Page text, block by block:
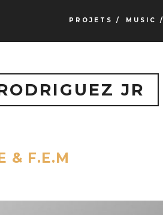
PROJETS / MUSIC /
JR
& F.E.M